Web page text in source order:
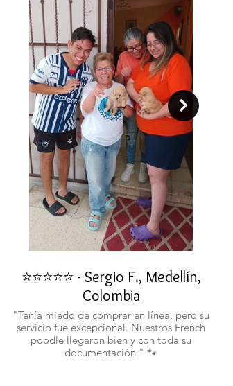
cavando y estando cerca de sus
dueños. La variedad Toy es más
pequeña y tiende a adaptarse mejor
a las personas mayores y a la vida en
apartamentos.
⭐⭐⭐⭐⭐ - Sergio F., Medellín,
Colombia
"Tenía miedo de comprar en línea, pero su
servicio fue excepcional. Nuestros French
poodle llegaron bien y con toda su
documentación." 🐾